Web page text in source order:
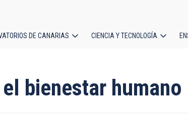
DE CANARIAS CIENCIA Y TECNOLOGÍA
bienestar humano